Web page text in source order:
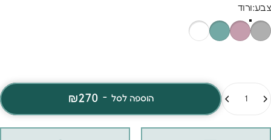
לכל קיר.
צבע
צבע:ורוד
הוספה לסל -
₪270